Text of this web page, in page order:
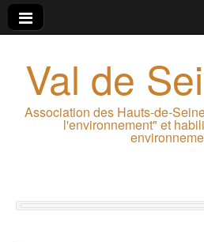
Val de
Association des Hauts-de-
l'environnement" et